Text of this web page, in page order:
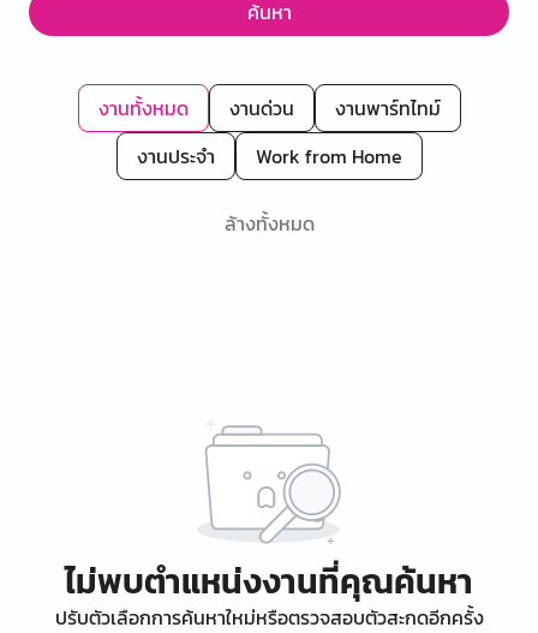
ค้นหา
งานทั้งหมด งานด่วน
งานพาร์ทไทม์
งานประจำ
Work from Home
ล้างทั้งหมด
ไม่พบตำแหน่งงานที่คุณค้นหา
ปรับตัวเลือกการค้นหาใหม่หรือตรวจสอบตัวสะกดอีกครั้ง